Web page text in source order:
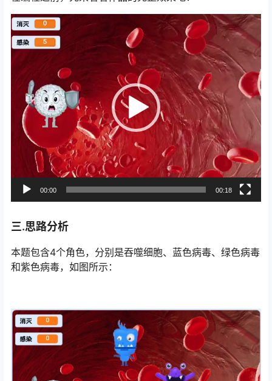
视
频
播
放
器
00:00 00:18
三.思路分析
本题包含4个角色，分别是吞噬细胞、蓝色病毒、绿色病毒
和紫色病毒，如图所示：